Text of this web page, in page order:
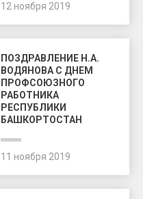
12 ноября 2019
ПОЗДРАВЛЕНИЕ Н.А.
ВОДЯНОВА С ДНЕМ
ПРОФСОЮЗНОГО
РАБОТНИКА
РЕСПУБЛИКИ
БАШКОРТОСТАН
11 ноября 2019